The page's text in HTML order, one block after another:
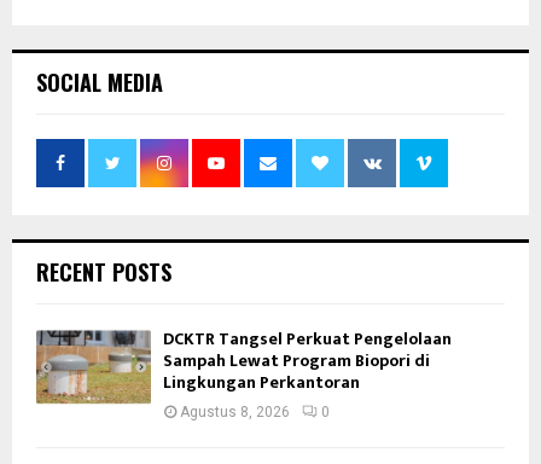
SOCIAL MEDIA
RECENT POSTS
DCKTR Tangsel Perkuat Pengelolaan
Sampah Lewat Program Biopori di
Lingkungan Perkantoran
Agustus 8, 2026 0